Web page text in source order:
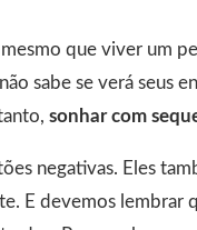
que viver um
sabe se verá seus
sonhar com
negativas. Eles
E devemos lembrar